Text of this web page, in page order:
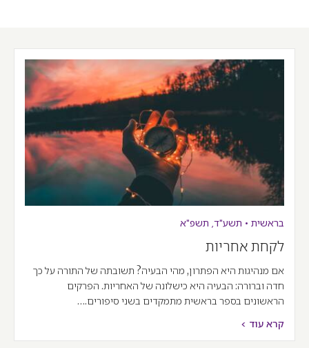
בראשית • תשע"ד, תשפ"א
לקחת אחריות
אם מנהיגות היא הפתרון, מהי הבעיה? תשובתה של התורה על כך
חדה וברורה: הבעיה היא כישלונה של האחריות. הפרקים
הראשונים בספר בראשית מתמקדים בשני סיפורים.…
קרא עוד >